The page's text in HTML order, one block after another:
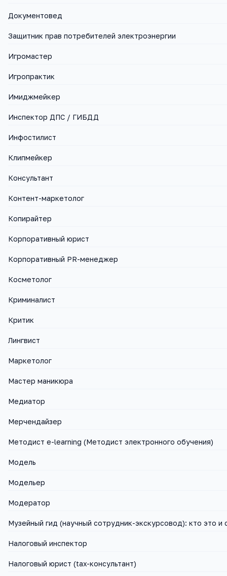
Документовед
Защитник прав потребителей электроэнергии
Игромастер
Игропрактик
Имиджмейкер
Инспектор ДПС / ГИБДД
Инфостилист
Клипмейкер
Консультант
Контент-маркетолог
Копирайтер
Корпоративный юрист
Корпоративный PR-менеджер
Косметолог
Криминалист
Критик
Лингвист
Маркетолог
Мастер маникюра
Медиатор
Мерчендайзер
Методист e-learning (Методист электронного обучения)
Модель
Модельер
Модератор
Музейный гид (научный сотрудник-экскурсовод): кто это и
Налоговый инспектор
Налоговый юрист (tax-консультант)